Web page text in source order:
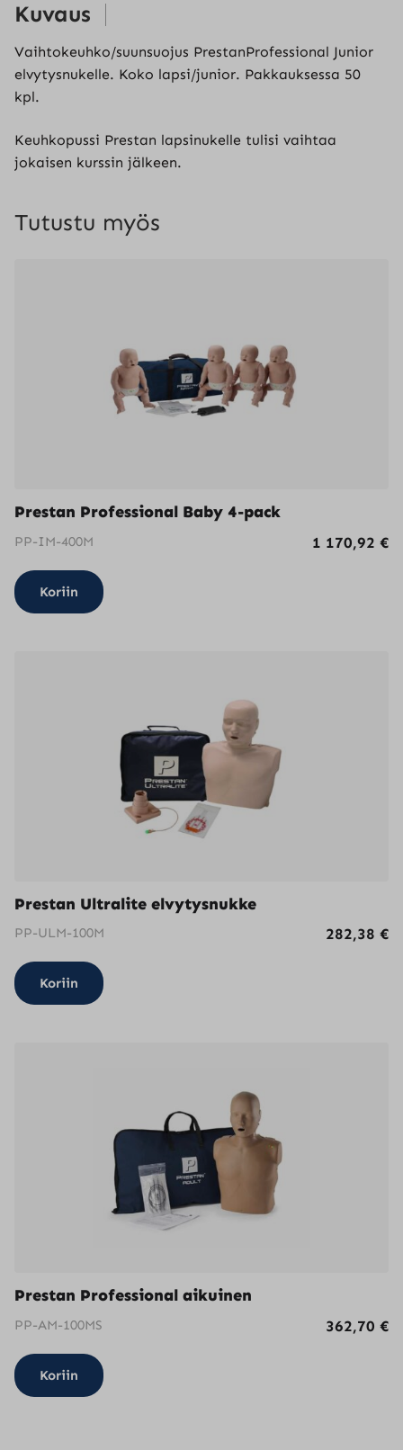
Kuvaus
Vaihtokeuhko/suunsuojus PrestanProfessional Junior
elvytysnukelle. Koko lapsi/junior. Pakkauksessa 50
kpl.
Keuhkopussi Prestan lapsinukelle tulisi vaihtaa
jokaisen kurssin jälkeen.
Tutustu myös
Prestan Professional Baby 4-pack
PP-IM-400M 1 170,92 €
Koriin
Prestan Ultralite elvytysnukke
PP-ULM-100M 282,38 €
Koriin
Prestan Professional aikuinen
PP-AM-100MS 362,70 €
Koriin